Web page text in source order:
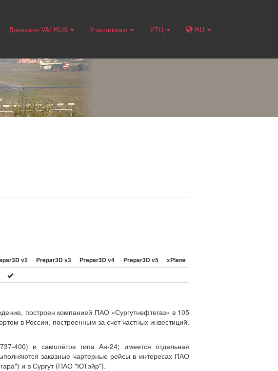
Дивизион VATRUS Участникам УТЦ RU
v2 Prepar3D v3 Prepar3D v4 Prepar3D v5 xPlane
построен компанией ПАО «Сургутнефтегаз» в 105
в России, построенным за счет частных инвестиций.
400) и самолётов типа Ан-24; имеется отдельная
заказные чартерные рейсы в интересах ПАО
и в Сургут (ПАО "ЮТэйр").